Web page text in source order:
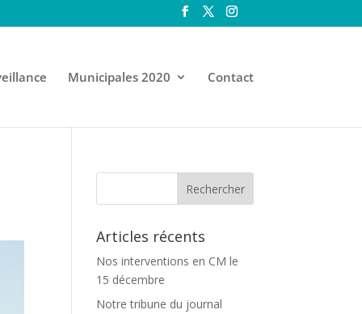
Municipales 2020 Contact
Articles récents
Nos interventions en CM le
15 décembre
Notre tribune du journal